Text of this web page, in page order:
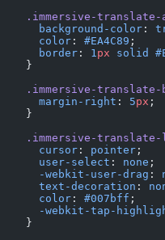
.immersive-
      background-color
:
      color
: #EA4C89 ;
      border
: 1px solid
    }
.immersive-
      margin-right
: 5px ;
    }
.immersive-
      cursor
: pointer ;
      user-select
: none ;
      -webkit-user-drag
:
      text-decoration
:
      color
: #007bff ;
-webkit-tap-
    }